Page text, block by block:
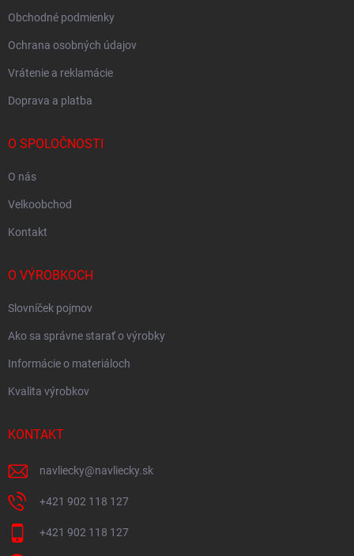
Obchodné podmienky
Ochrana osobných údajov
Vrátenie a reklamácie
Doprava a platba
O SPOLOČNOSTI
O nás
Velkoobchod
Kontakt
O VÝROBKOCH
Slovníček pojmov
Ako sa správne starať o výrobky
Informácie o materiáloch
Kvalita výrobkov
KONTAKT
navliecky@navliecky.sk
+421 902 118 127
+421 902 118 127